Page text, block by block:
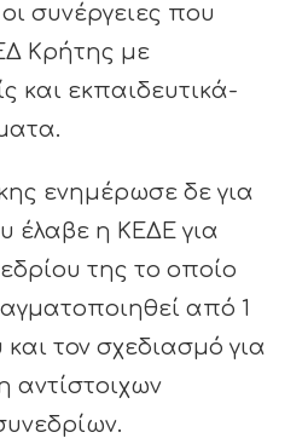
συνέργειες που
Κρήτης με
και εκπαιδευτικά-
ενημέρωσε δε για
έλαβε η ΚΕΔΕ για
της το οποίο
από 1
τον σχεδιασμό για
αντίστοιχων